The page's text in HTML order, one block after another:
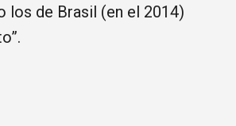
los de Brasil (en el 2014)